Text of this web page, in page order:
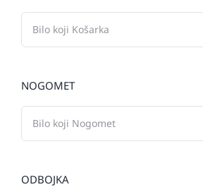
NOGOMET
ODBOJKA